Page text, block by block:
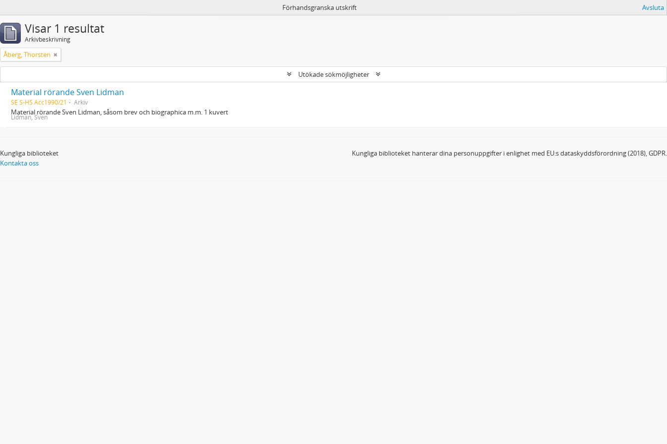
Förhandsgranska utskrift Avsluta
Visar 1 resultat
Arkivbeskrivning
Åberg, Thorsten
Utökade sökmöjligheter
Material rörande Sven Lidman
SE S-HS Acc1990/21 Arkiv
Material rörande Sven Lidman, såsom brev och biographica m.m. 1 kuvert
Lidman, Sven
Kungliga biblioteket
Kontakta oss
Kungliga biblioteket hanterar dina personuppgifter i enlighet med EU:s dataskyddsförordning (2018), GDPR.